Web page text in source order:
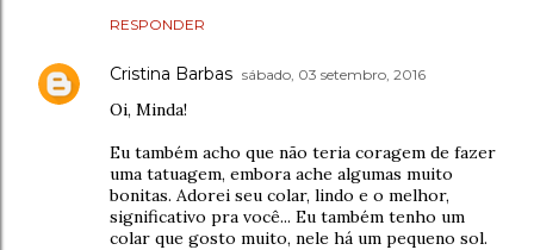
RESPONDER
Cristina Barbas sábado, 03 setembro, 2016
Oi, Minda!
Eu também acho que não teria coragem de fazer
uma tatuagem, embora ache algumas muito
bonitas. Adorei seu colar, lindo e o melhor,
significativo pra você... Eu também tenho um
colar que gosto muito, nele há um pequeno sol.